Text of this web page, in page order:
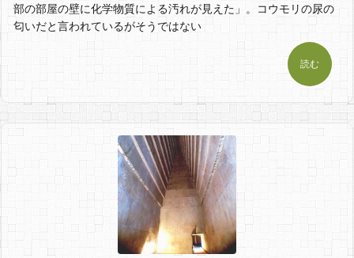
部の部屋の壁に化学物質による汚れが見えた」。コウモリの尿の
匂いだと言われているがそうではない
読む